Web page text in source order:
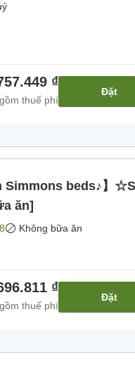
₫
thuế phí
Đặt
Simmons beds♪】
ăn]
Không bữa ăn
₫
thuế phí
Đặt